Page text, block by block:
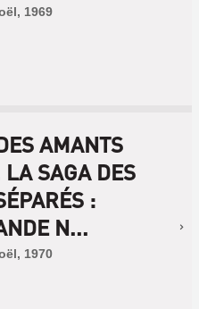
1969
AMANTS
SAGA DES
:
N...
1970